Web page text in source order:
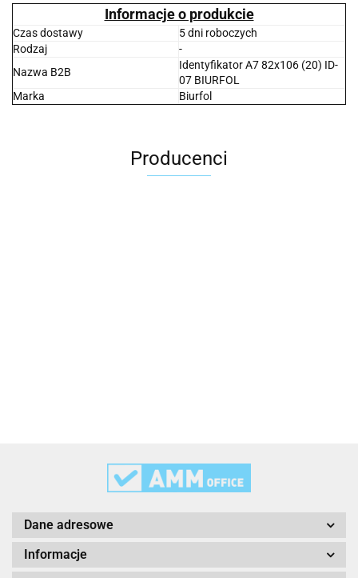
Informacje o produkcie
Czas dostawy
5 dni roboczych
Rodzaj
-
Nazwa B2B
Identyfikator A7 82x106 (20) ID-
07 BIURFOL
Marka
Biurfol
Producenci
Dane adresowe
Informacje